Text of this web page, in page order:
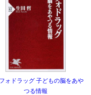
ォドラッグ 子どもの脳をあや
つる情報